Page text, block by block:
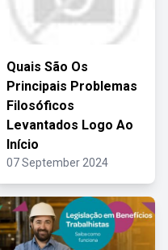
Quais São Os
Principais Problemas
Filosóficos
Levantados Logo Ao
Início
07 September 2024